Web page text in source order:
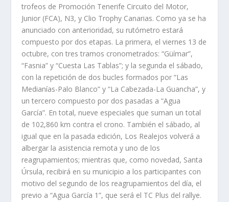
trofeos de Promoción Tenerife Circuito del Motor,
Junior (FCA), N3, y Clio Trophy Canarias. Como ya se ha
anunciado con anterioridad, su rutómetro estará
compuesto por dos etapas. La primera, el viernes 13 de
octubre, con tres tramos cronometrados: “Güímar”,
“Fasnia” y “Cuesta Las Tablas”; y la segunda el sábado,
con la repetición de dos bucles formados por “Las
Medianías-Palo Blanco” y “La Cabezada-La Guancha”, y
un tercero compuesto por dos pasadas a “Agua
García”. En total, nueve especiales que suman un total
de 102,860 km contra el crono. También el sábado, al
igual que en la pasada edición, Los Realejos volverá a
albergar la asistencia remota y uno de los
reagrupamientos; mientras que, como novedad, Santa
Úrsula, recibirá en su municipio a los participantes con
motivo del segundo de los reagrupamientos del día, el
previo a “Agua García 1”, que será el TC Plus del rallye.